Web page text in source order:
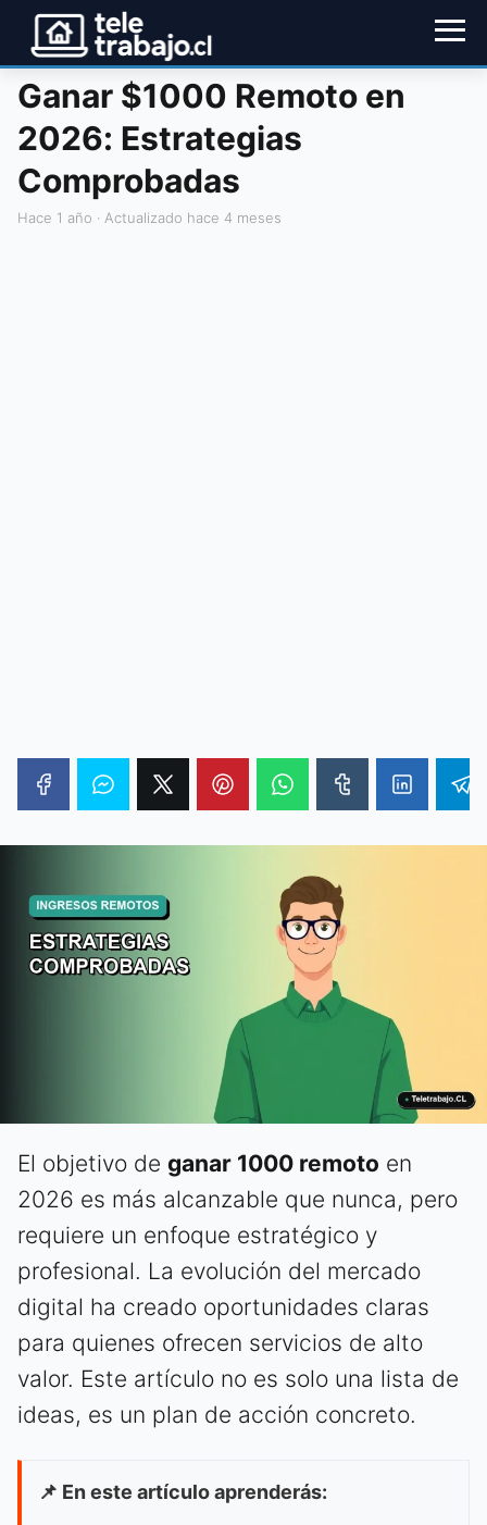
Ganar $1000 Remoto en
2026: Estrategias
Comprobadas
hace 1 año · Actualizado hace 4 meses
El objetivo de ganar 1000 remoto en
2026 es más alcanzable que nunca, pero
requiere un enfoque estratégico y
profesional. La evolución del mercado
digital ha creado oportunidades claras
para quienes ofrecen servicios de alto
valor. Este artículo no es solo una lista de
ideas, es un plan de acción concreto.
📌 En este artículo aprenderás: